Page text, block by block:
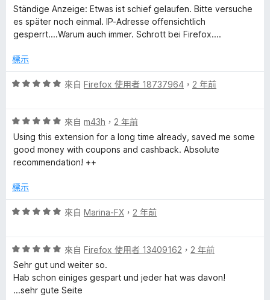
5
分
，
滿
分
分
價
1
分
滿
5
Ständige Anzeige: Etwas ist schief gelaufen. Bitte versuche
es später noch einmal. IP-Adresse offensichtlich
gesperrt....Warum auch immer. Schrott bei Firefox....
標示
評
分
，
滿
分
分
來自 Firefox 使用者 18737964 ， 2 年前
評
價
5
分
滿
5
來自 m43h ， 2 年前
Using this extension for a long time already, saved me some
good money with coupons and cashback. Absolute
recommendation! ++
標示
評
分
，
滿
來自 Marina-FX ， 2 年前
評
價
5
來自 Firefox 使用者 13409162 ， 2 年前
Sehr gut und weiter so.
Hab schon einiges gespart und jeder hat was davon!
...sehr gute Seite